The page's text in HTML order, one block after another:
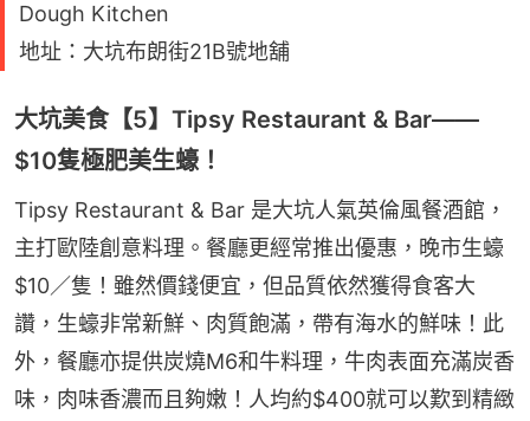
Dough Kitchen
地址：大坑布朗街21B號地舖
大坑美食【5】Tipsy Restaurant & Bar——
$10隻極肥美生蠔！
Tipsy Restaurant & Bar 是大坑人氣英倫風餐酒館，
主打歐陸創意料理。餐廳更經常推出優惠，晚市生蠔
$10／隻！雖然價錢便宜，但品質依然獲得食客大
讚，生蠔非常新鮮、肉質飽滿，帶有海水的鮮味！此
外，餐廳亦提供炭燒M6和牛料理，牛肉表面充滿炭香
味，肉味香濃而且夠嫩！人均約$400就可以歎到精緻